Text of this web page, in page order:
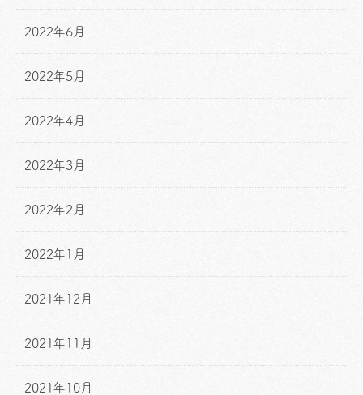
2022年6月
2022年5月
2022年4月
2022年3月
2022年2月
2022年1月
2021年12月
2021年11月
2021年10月